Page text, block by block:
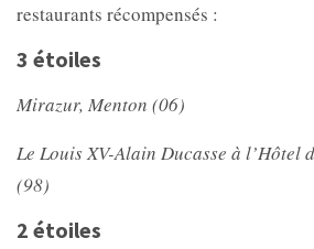
restaurants récompensés :
3 étoiles
Mirazur, Menton (06)
Le Louis XV-Alain Ducasse à l’Hôtel
(98)
2 étoiles